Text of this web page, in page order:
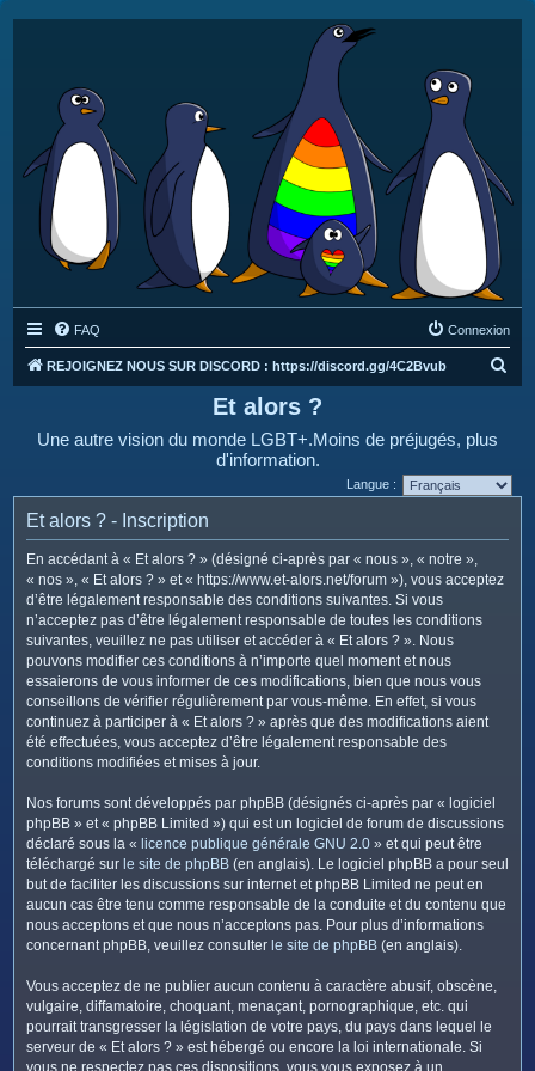
FAQ Connexion
REJOIGNEZ NOUS SUR DISCORD : https://discord.gg/4C2Bvub
e
Et alors ?
Une autre vision du monde LGBT+.Moins de préjugés, plus
d'information.
Langue :
Et alors ? - Inscription
En accédant à « Et alors ? » (désigné ci-après par « nous », « notre »,
« nos », « Et alors ? » et « https://www.et-alors.net/forum »), vous acceptez
d’être légalement responsable des conditions suivantes. Si vous
n’acceptez pas d’être légalement responsable de toutes les conditions
suivantes, veuillez ne pas utiliser et accéder à « Et alors ? ». Nous
pouvons modifier ces conditions à n’importe quel moment et nous
essaierons de vous informer de ces modifications, bien que nous vous
conseillons de vérifier régulièrement par vous-même. En effet, si vous
continuez à participer à « Et alors ? » après que des modifications aient
été effectuées, vous acceptez d’être légalement responsable des
conditions modifiées et mises à jour.
Nos forums sont développés par phpBB (désignés ci-après par « logiciel
phpBB » et « phpBB Limited ») qui est un logiciel de forum de discussions
déclaré sous la « licence publique générale GNU 2.0 » et qui peut être
téléchargé sur le site de phpBB (en anglais). Le logiciel phpBB a pour seul
but de faciliter les discussions sur internet et phpBB Limited ne peut en
aucun cas être tenu comme responsable de la conduite et du contenu que
nous acceptons et que nous n’acceptons pas. Pour plus d’informations
concernant phpBB, veuillez consulter le site de phpBB (en anglais).
Vous acceptez de ne publier aucun contenu à caractère abusif, obscène,
vulgaire, diffamatoire, choquant, menaçant, pornographique, etc. qui
pourrait transgresser la législation de votre pays, du pays dans lequel le
serveur de « Et alors ? » est hébergé ou encore la loi internationale. Si
vous ne respectez pas ces dispositions, vous vous exposez à un